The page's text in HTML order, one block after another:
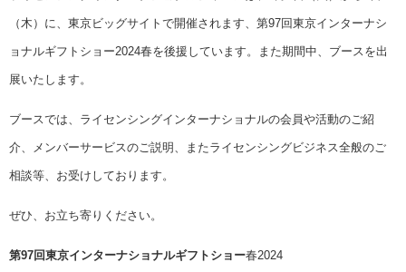
（木）に、東京ビッグサイトで開催されます、第97回東京インターナシ
ョナルギフトショー2024春を後援しています。また期間中、ブースを出
展いたします。
ブースでは、ライセンシングインターナショナルの会員や活動のご紹
介、メンバーサービスのご説明、またライセンシングビジネス全般のご
相談等、お受けしております。
ぜひ、お立ち寄りください。
第97回東京インターナショナルギフトショー春2024